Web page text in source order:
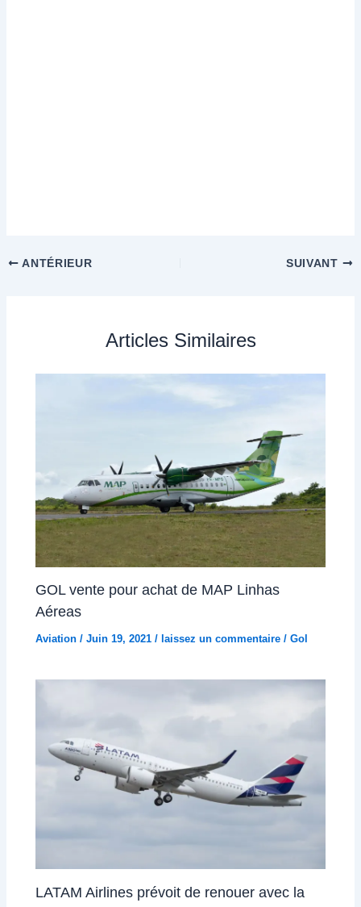
ANTÉRIEUR SUIVANT
Articles Similaires
GOL vente pour achat de MAP Linhas
Aéreas
Aviation /Juin 19, 2021/ laissez un commentaire /Gol
LATAM Airlines prévoit de renouer avec la